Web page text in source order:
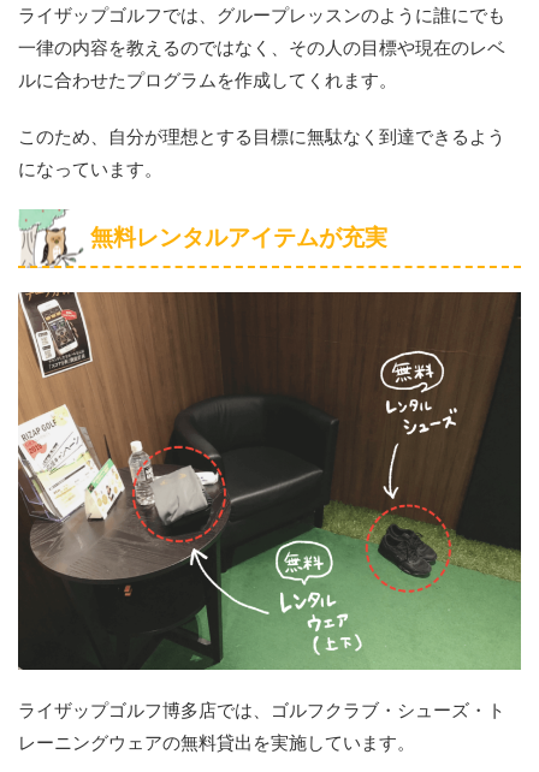
ライザップゴルフでは、グループレッスンのように誰にでも
一律の内容を教えるのではなく、その人の目標や現在のレベ
ルに合わせたプログラムを作成してくれます。
このため、自分が理想とする目標に無駄なく到達できるよう
になっています。
無料レンタルアイテムが充実
ライザップゴルフ博多店では、ゴルフクラブ・シューズ・ト
レーニングウェアの無料貸出を実施しています。